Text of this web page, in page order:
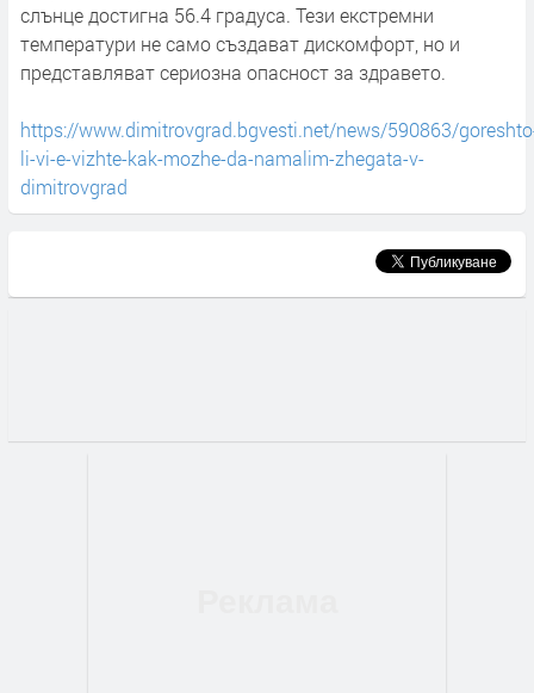
слънце достигна 56.4 градуса. Тези екстремни
температури не само създават дискомфорт, но и
представляват сериозна опасност за здравето.
https://www.dimitrovgrad.bgvesti.net/news/590863/
li-vi-e-vizhte-kak-mozhe-da-namalim-zhegata-v-
dimitrovgrad